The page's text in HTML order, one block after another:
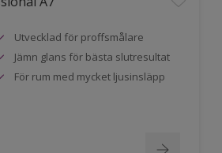
Utvecklad för proffsmålare
Jämn glans för bästa slutresultat
För rum med mycket ljusinsläpp